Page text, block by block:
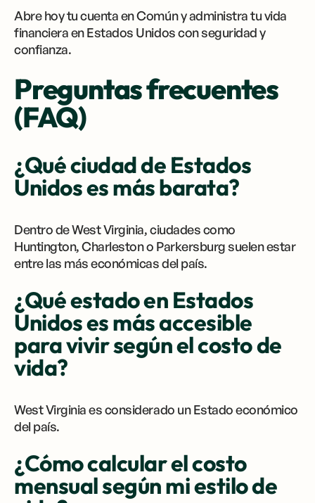
Abre hoy tu cuenta en Común y administra tu vida
financiera en Estados Unidos con seguridad y
confianza.
Preguntas frecuentes
(FAQ)
¿Qué ciudad de Estados
Unidos es más barata?
Dentro de West Virginia, ciudades como
Huntington, Charleston o Parkersburg suelen estar
entre las más económicas del país.
¿Qué estado en Estados
Unidos es más accesible
para vivir según el costo de
vida?
West Virginia es considerado un Estado económico
del país.
¿Cómo calcular el costo
mensual según mi estilo de